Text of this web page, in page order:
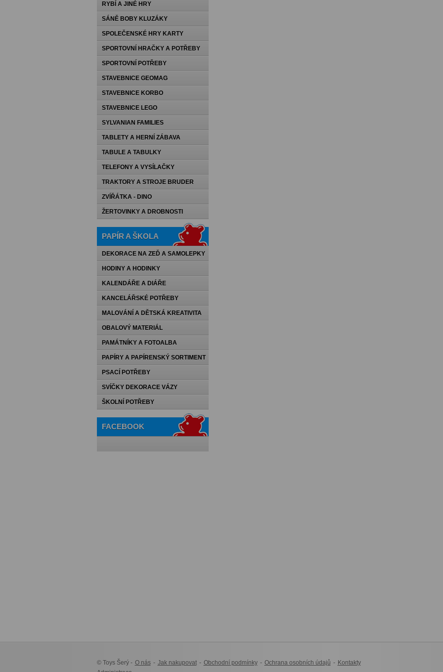
RYBÍ A JINÉ HRY
SÁNĚ BOBY KLUZÁKY
SPOLEČENSKÉ HRY KARTY
PEXESA
SPORTOVNÍ HRAČKY A POTŘEBY
SPORTOVNÍ POTŘEBY
STAVEBNICE GEOMAG
STAVEBNICE KORBO
STAVEBNICE LEGO
SYLVANIAN FAMILIES
TABLETY A HERNÍ ZÁBAVA
TABULE A TABULKY
TELEFONY A VYSÍLAČKY
TRAKTORY A STROJE BRUDER
ZVÍŘÁTKA - DINO
ŽERTOVINKY A DROBNOSTI
PAPÍR A ŠKOLA
DEKORACE NA ZEĎ A SAMOLEPKY
HODINY A HODINKY
KALENDÁŘE A DIÁŘE
KANCELÁŘSKÉ POTŘEBY
MALOVÁNÍ A DĚTSKÁ KREATIVITA
OBALOVÝ MATERIÁL
PAMÁTNÍKY A FOTOALBA
PAPÍRY A PAPÍRENSKÝ SORTIMENT
PSACÍ POTŘEBY
SVÍČKY DEKORACE VÁZY
ŠKOLNÍ POTŘEBY
FACEBOOK
© Toys Šerý - O nás - Jak nakupovat - Obchodní podmínky - Ochrana osobních údajů - Kontakty